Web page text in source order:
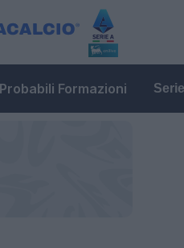
Probabili Formazioni